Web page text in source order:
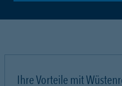
Ihre Vorteile mit